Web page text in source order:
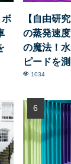
ボ
【自由研
の蒸発速
の魔法！
ピードを
1034